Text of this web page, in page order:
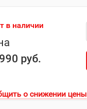
в наличии
руб.
о снижении цены